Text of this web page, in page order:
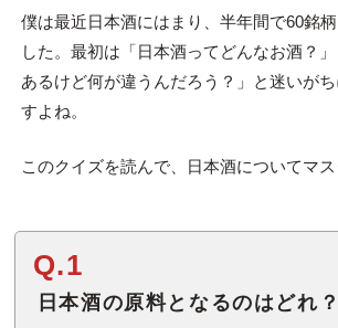
僕は最近日本酒にはまり、半年間で60銘
した。最初は「日本酒ってどんなお酒？
あるけど何が違うんだろう？」と迷いが
すよね。
このクイズを読んで、日本酒についてマス
Q.1
日本酒の原料となるのはどれ？